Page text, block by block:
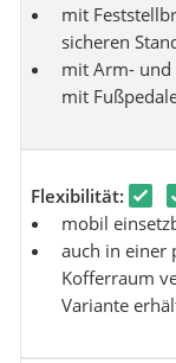
mit
sicheren
mit Arm- und
mit
Flexibilität:
mobil
auch in einer
Kofferraum
Variante